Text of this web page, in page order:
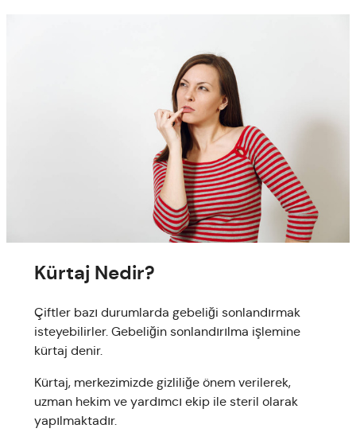
Kürtaj Nedir?
Çiftler bazı durumlarda gebeliği sonlandırmak
isteyebilirler. Gebeliğin sonlandırılma işlemine
kürtaj denir.
Kürtaj, merkezimizde gizliliğe önem verilerek,
uzman hekim ve yardımcı ekip ile steril olarak
yapılmaktadır.